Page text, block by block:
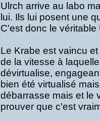
Ulrch arrive au labo
lui. Ils lui posent une
C'est donc le
Le Krabe est vaincu
de la vitesse à
dévirtualise,
bien été virtualisé
débarrasse mais et le
prouver que c'est